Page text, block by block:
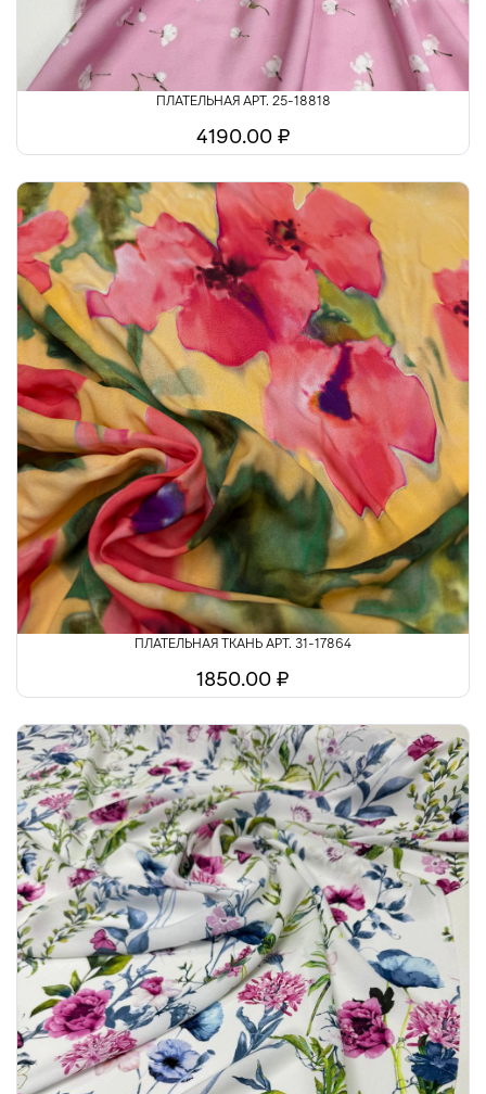
ПЛАТЕЛЬНАЯ АРТ. 25-18818
4190.00 ₽
ПЛАТЕЛЬНАЯ ТКАНЬ АРТ. 31-17864
1850.00 ₽